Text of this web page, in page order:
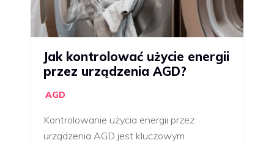
Jak kontrolować użycie energii
przez urządzenia AGD?
AGD
Kontrolowanie użycia energii przez
urządzenia AGD jest kluczowym